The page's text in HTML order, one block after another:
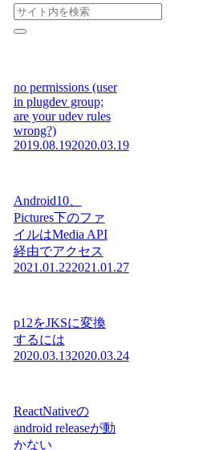
no permissions (user
in plugdev group;
are your udev rules
wrong?)
2019.08.192020.03.19
Android10、
Pictures下のファ
イルはMedia API
経由でアクセス
2021.01.222021.01.27
p12をJKSに変換
するには
2020.03.132020.03.24
ReactNativeの
android releaseが動
かない